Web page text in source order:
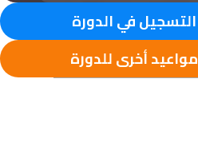
التسجيل في الدورة
مواعيد أخرى للدورة